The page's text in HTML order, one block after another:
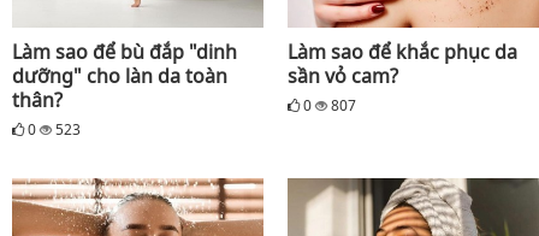
Làm sao để bù đắp "dinh
dưỡng" cho làn da toàn
thân?
0 523
Làm sao để khắc phục da
sần vỏ cam?
0 807